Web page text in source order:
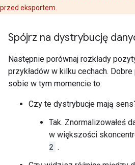
przed eksportem.
Spójrz na dystrybucję
Następnie porównaj rozkłady
przykładów w kilku cechach.
sobie w tym momencie to:
Czy te dystrybucje mają
Tak. Znormalizowałeś
w większości
2 .